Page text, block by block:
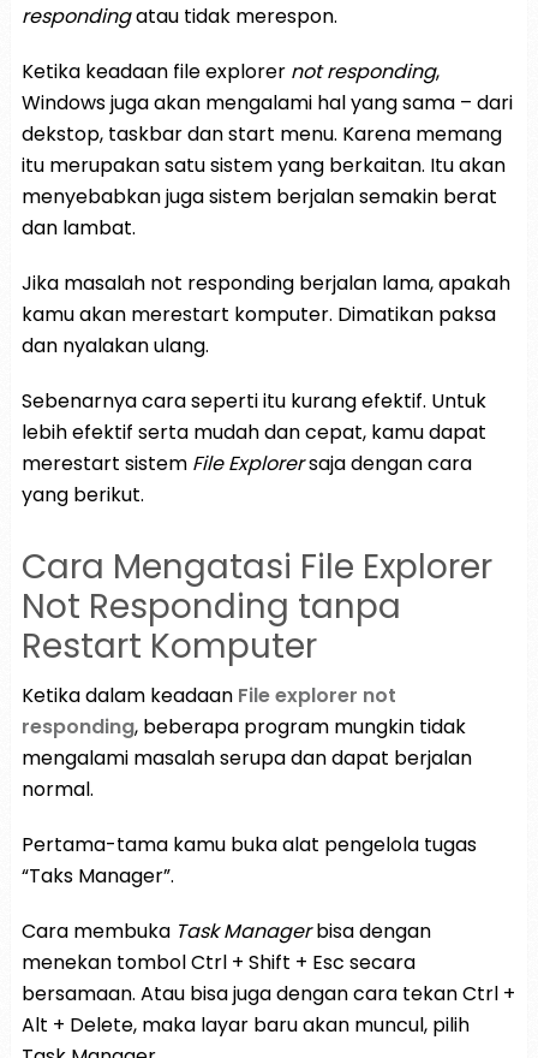
respondingatau tidak merespon.
Ketika keadaan file explorer not responding,
Windows juga akan mengalami hal yang sama – dari
dekstop, taskbar dan start menu. Karena memang
itu merupakan satu sistem yang berkaitan. Itu akan
menyebabkan juga sistem berjalan semakin berat
dan lambat.
Jika masalah not responding berjalan lama, apakah
kamu akan merestart komputer. Dimatikan paksa
dan nyalakan ulang.
Sebenarnya cara seperti itu kurang efektif. Untuk
lebih efektif serta mudah dan cepat, kamu dapat
merestart sistem File Explorersaja dengan cara
yang berikut.
Cara Mengatasi File Explorer
Not Responding tanpa
Restart Komputer
Ketika dalam keadaan File explorer not
responding, beberapa program mungkin tidak
mengalami masalah serupa dan dapat berjalan
normal.
Pertama-tama kamu buka alat pengelola tugas
“Taks Manager”.
Cara membuka Task Managerbisa dengan
menekan tombol Ctrl + Shift + Esc secara
bersamaan. Atau bisa juga dengan cara tekan Ctrl +
Alt + Delete, maka layar baru akan muncul, pilih